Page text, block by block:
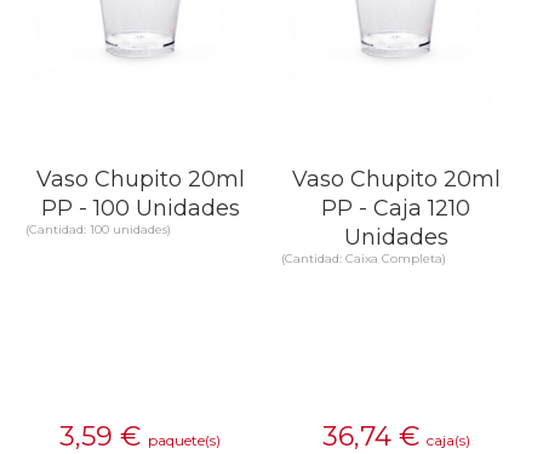
Vaso Chupito 20ml
PP - 100 Unidades
(Cantidad: 100 unidades)
3,59 € paquete(s)
Vaso Chupito 20ml
PP - Caja 1210
Unidades
(Cantidad: Caixa Completa)
36,74 € caja(s)